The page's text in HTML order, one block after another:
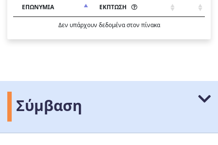
ΕΠΩΝΥΜΙΑ ΕΚΠΤΩΣΗ
Δεν υπάρχουν δεδομένα στον πίνακα
Σύμβαση